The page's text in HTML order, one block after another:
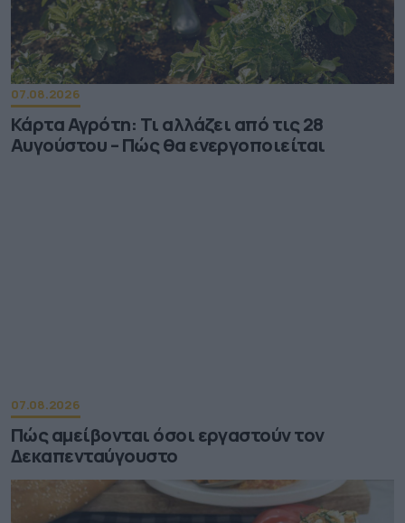
07.08.2026
Κάρτα Αγρότη: Τι αλλάζει από τις 28
Αυγούστου – Πώς θα ενεργοποιείται
07.08.2026
Πώς αμείβονται όσοι εργαστούν τον
Δεκαπενταύγουστο